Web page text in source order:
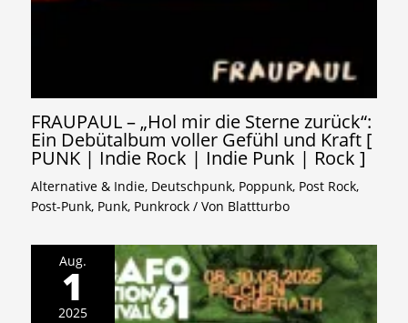
FRAUPAUL – „Hol mir die Sterne zurück“:
Ein Debütalbum voller Gefühl und Kraft [
PUNK | Indie Rock | Indie Punk | Rock ]
Alternative & Indie, Deutschpunk, Poppunk, Post Rock,
Post-Punk, Punk, Punkrock / Von Blattturbo
Aug.
1
2025